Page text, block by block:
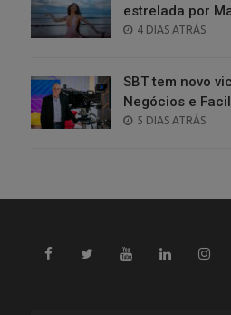
estrelada por
POSTED
4 DIAS ATRÁS
SBT tem novo
Negócios e
POSTED
5 DIAS ATRÁS